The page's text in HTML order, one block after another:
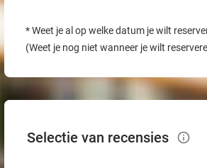
*Weet je al op welke datum je wilt
(Weet je nog niet wanneer je wilt
Selectie van recensies info_outlined